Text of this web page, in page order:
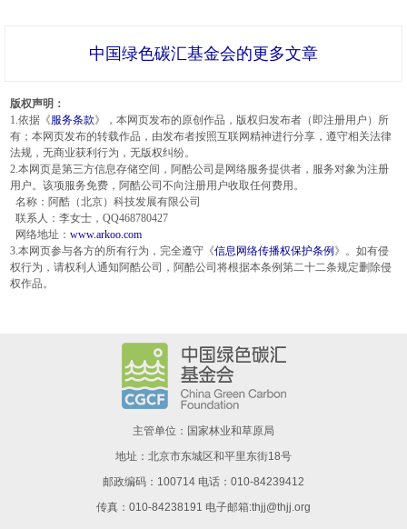
中国绿色碳汇基金会的更多文章
版权声明：
1.依据《服务条款》，本网页发布的原创作品，版权归发布者（即注册用户）所
有；本网页发布的转载作品，由发布者按照互联网精神进行分享，遵守相关法律
法规，无商业获利行为，无版权纠纷。
2.本网页是第三方信息存储空间，阿酷公司是网络服务提供者，服务对象为注册
用户。该项服务免费，阿酷公司不向注册用户收取任何费用。
名称：阿酷（北京）科技发展有限公司
联系人：李女士，QQ468780427
网络地址： www.arkoo.com
3.本网页参与各方的所有行为，完全遵守《信息网络传播权保护条例 》。如有侵
权行为，请权利人通知阿酷公司，阿酷公司将根据本条例第二十二条规定删除侵
权作品。
主管单位：国家林业和草原局
地址：北京市东城区和平里东街18号
邮政编码：100714 电话：010-84239412
传真：010-84238191 电子邮箱:thjj@thjj.org